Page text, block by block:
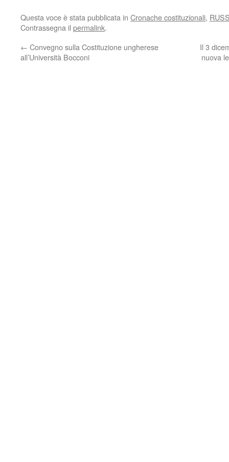
Questa voce è stata pubblicata in Cronache costituzionali,
Contrassegna il permalink.
← Convegno sulla Costituzione ungherese
all’Università Bocconi
Il 3
nuova